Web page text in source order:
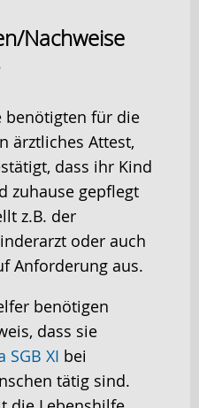
Nachweise
benötigten für die
ärztliches Attest,
dass ihr Kind
zuhause gepflegt
z.B. der
oder auch
Anforderung aus.
benötigen
dass sie
SGB XI bei
tätig sind.